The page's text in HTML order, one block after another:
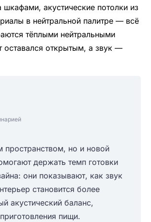
акустические потолки из
в нейтральной палитре — всё
тёплыми нейтральными
открытым, а звук —
пространством, но и новой
держать темп готовки
они показывают, как звук
становится более
акустический баланс,
пищи.